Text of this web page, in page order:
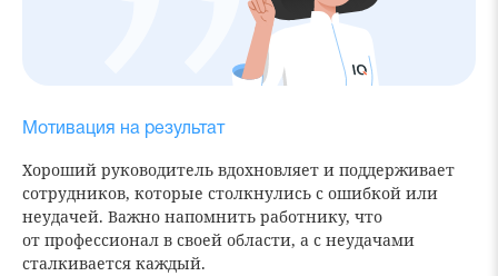
Мотивация на результат
Хороший руководитель вдохновляет и поддерживает
сотрудников, которые столкнулись с ошибкой или
неудачей. Важно напомнить работнику, что
от профессионал в своей области, а с неудачами
сталкивается каждый.